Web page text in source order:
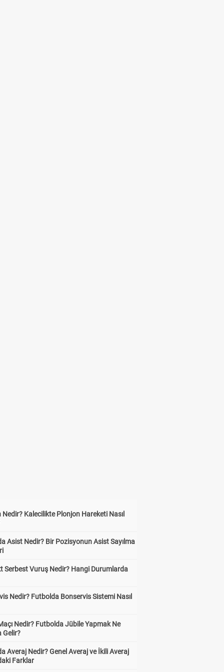
Nedir? Kalecilikte Plonjon Hareketi Nasıl
Asist Nedir? Bir Pozisyonun Asist Sayılma
Serbest Vuruş Nedir? Hangi Durumlarda
Nedir? Futbolda Bonservis Sistemi Nasıl
Nedir? Futbolda Jübile Yapmak Ne
Gelir?
Averaj Nedir? Genel Averaj ve İkili Averaj
Farklar